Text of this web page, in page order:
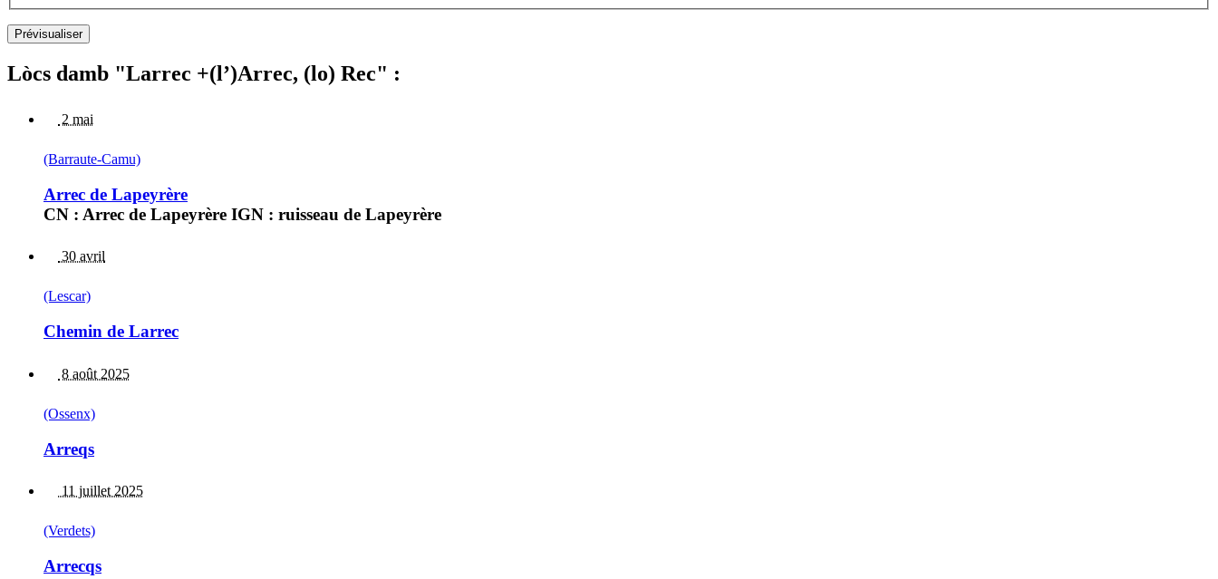
Lòcs damb "Larrec +(l’)Arrec, (lo) Rec" :
2 mai
(Barraute-Camu)
Arrec de Lapeyrère
CN : Arrec de Lapeyrère IGN : ruisseau de Lapeyrère
30 avril
(Lescar)
Chemin de Larrec
8 août 2025
(Ossenx)
Arreqs
11 juillet 2025
(Verdets)
Arrecqs